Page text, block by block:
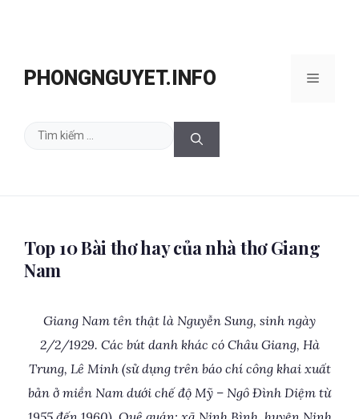
PHONGNGUYET.INFO Menu
Tìm
Top 10 Bài thơ hay của nhà thơ Giang
Nam
Giang Nam tên thật là Nguyễn Sung, sinh ngày
2/2/1929. Các bút danh khác có Châu Giang, Hà
Trung, Lê Minh (sử dụng trên báo chí công khai xuất
bản ở miền Nam dưới chế độ Mỹ – Ngô Đình Diệm từ